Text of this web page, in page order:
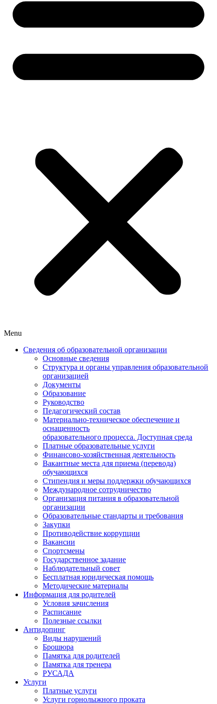
Menu
Сведения об образовательной организации
Основные сведения
Структура и органы управления образовательной
организацией
Документы
Образование
Руководство
Педагогический состав
Материально-техническое обеспечение и
оснащенность
образовательного процесса. Доступная среда
Платные образовательные услуги
Финансово-хозяйственная деятельность
Вакантные места для приема (перевода)
обучающихся
Стипендия и меры поддержки обучающихся
Международное сотрудничество
Организация питания в образовательной
организации
Образовательные стандарты и требования
Закупки
Противодействие коррупции
Вакансии
Спортсмены
Государственное задание
Наблюдательный совет
Бесплатная юридическая помощь
Методические материалы
Информация для родителей
Условия зачисления
Расписание
Полезные ссылки
Антидопинг
Виды нарушений
Брошюра
Памятка для родителей
Памятка для тренера
РУСАДА
Услуги
Платные услуги
Услуги горнолыжного проката